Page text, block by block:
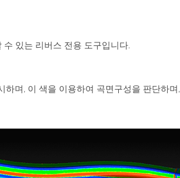
있는 리버스 전용 도구입니다.
하며, 이 색을 이용하여 곡면구성을 판단하